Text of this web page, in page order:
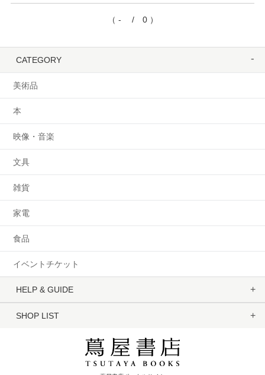
（ - / 0 ）
CATEGORY
美術品
本
映像・音楽
文具
雑貨
家電
食品
イベントチケット
HELP & GUIDE
SHOP LIST